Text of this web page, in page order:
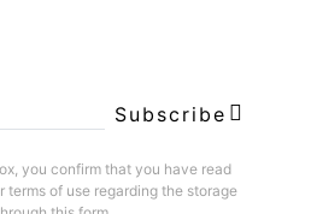
Subscribe
you confirm that you have read
terms of use regarding the storage